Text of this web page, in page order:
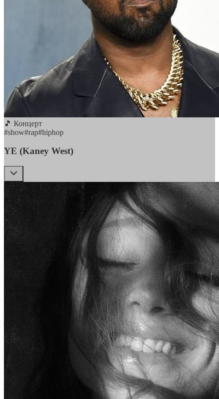
🎵 Концерт
#show#rap#hiphop
YE (Kaney West)